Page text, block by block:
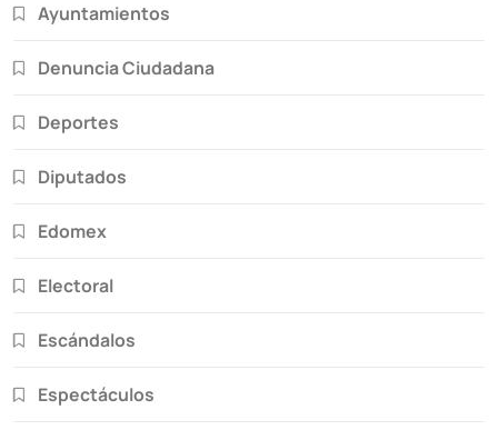
Ayuntamientos
Denuncia Ciudadana
Deportes
Diputados
Edomex
Electoral
Escándalos
Espectáculos